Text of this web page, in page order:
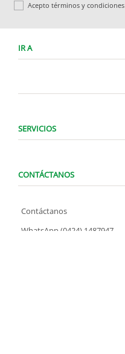
Acepto términos y condiciones
IR A
SERVICIOS
CONTÁCTANOS
Contáctanos
WhatsApp (0424) 1487947